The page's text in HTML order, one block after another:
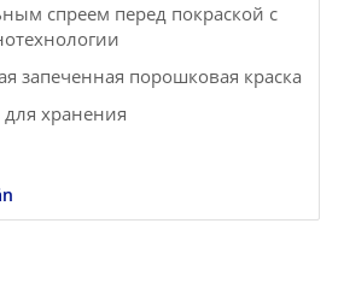
спреем перед покраской с
запеченная порошковая краска
хранения